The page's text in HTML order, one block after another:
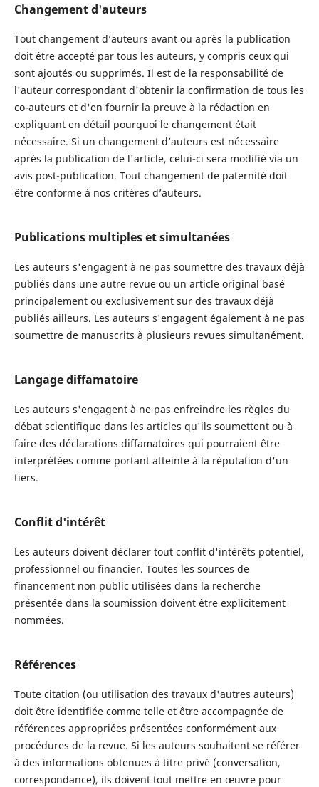
Changement d'auteurs
Tout changement d’auteurs avant ou après la publication
doit être accepté par tous les auteurs, y compris ceux qui
sont ajoutés ou supprimés. Il est de la responsabilité de
l'auteur correspondant d'obtenir la confirmation de tous les
co-auteurs et d'en fournir la preuve à la rédaction en
expliquant en détail pourquoi le changement était
nécessaire. Si un changement d’auteurs est nécessaire
après la publication de l'article, celui-ci sera modifié via un
avis post-publication. Tout changement de paternité doit
être conforme à nos critères d’auteurs.
Publications multiples et simultanées
Les auteurs s'engagent à ne pas soumettre des travaux déjà
publiés dans une autre revue ou un article original basé
principalement ou exclusivement sur des travaux déjà
publiés ailleurs. Les auteurs s'engagent également à ne pas
soumettre de manuscrits à plusieurs revues simultanément.
Langage diffamatoire
Les auteurs s'engagent à ne pas enfreindre les règles du
débat scientifique dans les articles qu'ils soumettent ou à
faire des déclarations diffamatoires qui pourraient être
interprétées comme portant atteinte à la réputation d'un
tiers.
Conflit d'intérêt
Les auteurs doivent déclarer tout conflit d'intérêts potentiel,
professionnel ou financier. Toutes les sources de
financement non public utilisées dans la recherche
présentée dans la soumission doivent être explicitement
nommées.
Références
Toute citation (ou utilisation des travaux d'autres auteurs)
doit être identifiée comme telle et être accompagnée de
références appropriées présentées conformément aux
procédures de la revue. Si les auteurs souhaitent se référer
à des informations obtenues à titre privé (conversation,
correspondance), ils doivent tout mettre en œuvre pour